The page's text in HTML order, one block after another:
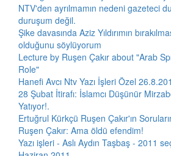
NTV'den ayrılmamın nedeni gazeteci
duruşum değil.
Şike davasında Aziz Yıldırımın
olduğunu söylüyorum
Lecture by Ruşen Çakır about "Arab
Role"
Hanefi Avcı Ntv Yazı İşleri Özel
28 Şubat İtirafı: İslamcı Düşünür
Yatıyor!.
Ertuğrul Kürkçü Ruşen Çakır'ın
Ruşen Çakır: Ama öldü efendim!
Yazı işleri - Aslı Aydın Taşbaş - 2011